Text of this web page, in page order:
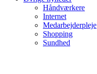
Håndværkere
Internet
Medarbejderpleje
Shopping
Sundhed